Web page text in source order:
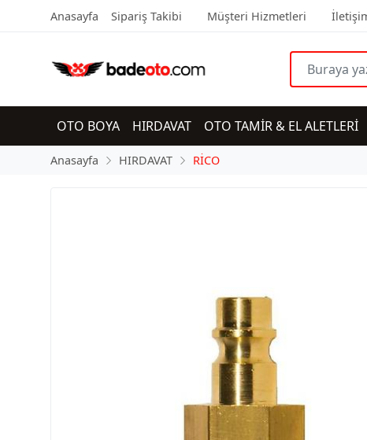
Anasayfa Sipariş Takibi Müşteri Hizmetleri
OTO BOYA HIRDAVAT OTO TAMİR & EL ALETLERİ
Anasayfa HIRDAVAT RİCO